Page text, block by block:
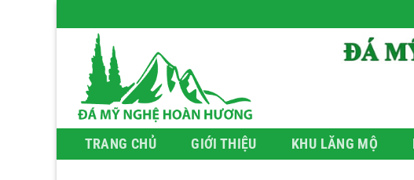
qua
TRANG CHỦ GIỚI THIỆU KHU LĂNG MỘ